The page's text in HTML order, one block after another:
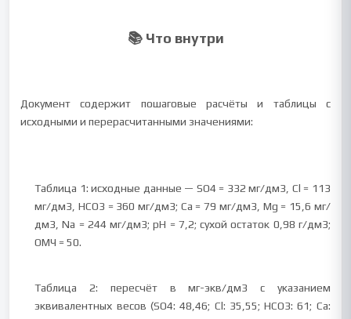
📚 Что внутри
Документ содержит пошаговые расчёты и таблицы с
исходными и перерасчитанными значениями:
Таблица 1: исходные данные — SO4 = 332 мг/дм3, Cl = 113
мг/дм3, HCO3 = 360 мг/дм3; Ca = 79 мг/дм3, Mg = 15,6 мг/
дм3, Na = 244 мг/дм3; pH = 7,2; сухой остаток 0,98 г/дм3;
ОМЧ = 50.
Таблица 2: пересчёт в мг-экв/дм3 с указанием
эквивалентных весов (SO4: 48,46; Cl: 35,55; HCO3: 61; Ca: